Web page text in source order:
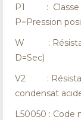
P1 : Classe
P=Pression
W :
D=Sec)
V2 :
condensat
L50050 : Code